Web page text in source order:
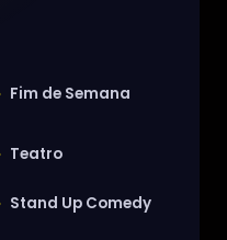
Fim de Semana
Teatro
Stand Up Comedy